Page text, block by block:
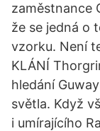
zaměstnance
že se jedná o
vzorku. Není
KLÁNÍ
hledání
světla. Když
i umírajícího